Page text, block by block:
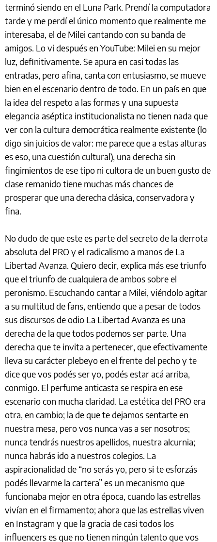
terminó siendo en el Luna Park. Prendí la computadora
tarde y me perdí el único momento que realmente me
interesaba, el de Milei cantando con su banda de
amigos. Lo vi después en YouTube: Milei en su mejor
luz, definitivamente. Se apura en casi todas las
entradas, pero afina, canta con entusiasmo, se mueve
bien en el escenario dentro de todo. En un país en que
la idea del respeto a las formas y una supuesta
elegancia aséptica institucionalista no tienen nada que
ver con la cultura democrática realmente existente (lo
digo sin juicios de valor: me parece que a estas alturas
es eso, una cuestión cultural), una derecha sin
fingimientos de ese tipo ni cultora de un buen gusto de
clase remanido tiene muchas más chances de
prosperar que una derecha clásica, conservadora y
fina.
No dudo de que este es parte del secreto de la derrota
absoluta del PRO y el radicalismo a manos de La
Libertad Avanza. Quiero decir, explica más ese triunfo
que el triunfo de cualquiera de ambos sobre el
peronismo. Escuchando cantar a Milei, viéndolo agitar
a su multitud de fans, entiendo que a pesar de todos
sus discursos de odio La Libertad Avanza es una
derecha de la que todos podemos ser parte. Una
derecha que te invita a pertenecer, que efectivamente
lleva su carácter plebeyo en el frente del pecho y te
dice que vos podés ser yo, podés estar acá arriba,
conmigo. El perfume anticasta se respira en ese
escenario con mucha claridad. La estética del PRO era
otra, en cambio; la de que te dejamos sentarte en
nuestra mesa, pero vos nunca vas a ser nosotros;
nunca tendrás nuestros apellidos, nuestra alcurnia;
nunca habrás ido a nuestros colegios. La
aspiracionalidad de “no serás yo, pero si te esforzás
podés llevarme la cartera” es un mecanismo que
funcionaba mejor en otra época, cuando las estrellas
vivían en el firmamento; ahora que las estrellas viven
en Instagram y que la gracia de casi todos los
influencers es que no tienen ningún talento que vos